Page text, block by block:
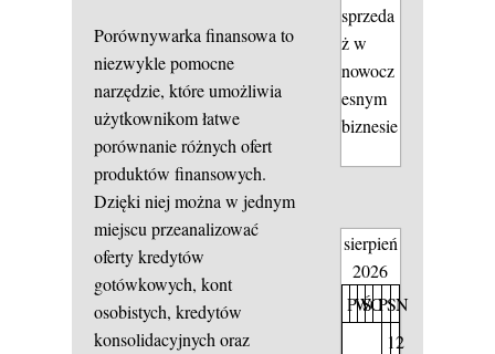
Porównywarka finansowa to
niezwykle pomocne
narzędzie, które umożliwia
użytkownikom łatwe
porównanie różnych ofert
produktów finansowych.
Dzięki niej można w jednym
miejscu przeanalizować
oferty kredytów
gotówkowych, kont
osobistych, kredytów
konsolidacyjnych oraz
sprzeda
ż w
nowocz
esnym
biznesie
sierpień
2026
PW
ŚCPSN
12